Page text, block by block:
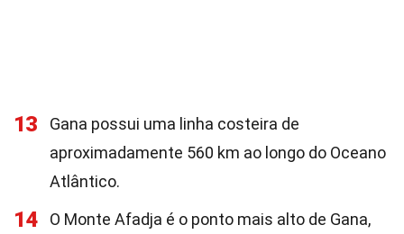
13
Gana possui uma linha costeira de
aproximadamente 560 km ao longo do Oceano
Atlântico.
14
O Monte Afadja é o ponto mais alto de Gana,